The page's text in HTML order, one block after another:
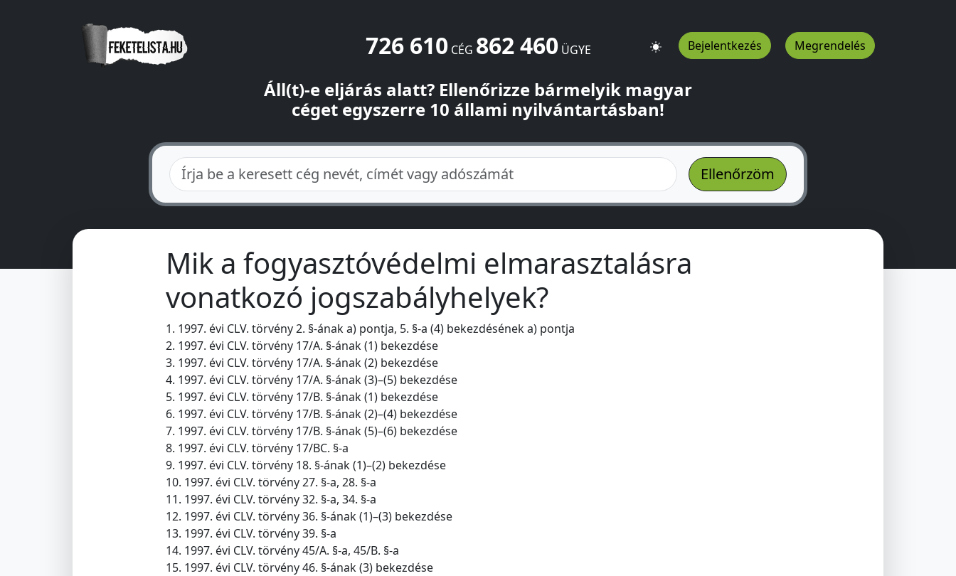
726 610CÉG 862 460ÜGYE Bejelentkezés Megrendelés
Áll(t)-e eljárás alatt? Ellenőrizze bármelyik magyar
céget egyszerre 10 állami nyilvántartásban!
Mik a fogyasztóvédelmi elmarasztalásra
vonatkozó jogszabályhelyek?
1. 1997. évi CLV. törvény 2. §-ának a) pontja, 5. §-a (4) bekezdésének a) pontja
2. 1997. évi CLV. törvény 17/A. §-ának (1) bekezdése
3. 1997. évi CLV. törvény 17/A. §-ának (2) bekezdése
4. 1997. évi CLV. törvény 17/A. §-ának (3)–(5) bekezdése
5. 1997. évi CLV. törvény 17/B. §-ának (1) bekezdése
6. 1997. évi CLV. törvény 17/B. §-ának (2)–(4) bekezdése
7. 1997. évi CLV. törvény 17/B. §-ának (5)–(6) bekezdése
8. 1997. évi CLV. törvény 17/BC. §-a
9. 1997. évi CLV. törvény 18. §-ának (1)–(2) bekezdése
10. 1997. évi CLV. törvény 27. §-a, 28. §-a
11. 1997. évi CLV. törvény 32. §-a, 34. §-a
12. 1997. évi CLV. törvény 36. §-ának (1)–(3) bekezdése
13. 1997. évi CLV. törvény 39. §-a
14. 1997. évi CLV. törvény 45/A. §-a, 45/B. §-a
15. 1997. évi CLV. törvény 46. §-ának (3) bekezdése